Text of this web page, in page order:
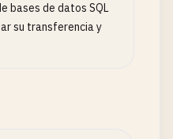
bases de datos SQL
su transferencia y